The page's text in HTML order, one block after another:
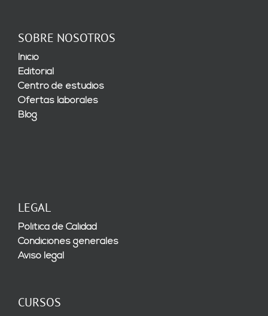
SOBRE NOSOTROS
Inicio
Editorial
Centro de estudios
Ofertas laborales
Blog
LEGAL
Política de Calidad
Condiciones generales
Aviso legal
CURSOS